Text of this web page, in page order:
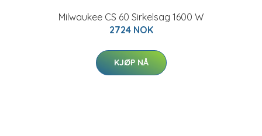
Milwaukee CS 60 Sirkelsag 1600 W
2724 NOK
KJØP NÅ